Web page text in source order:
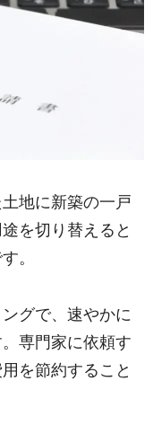
地に新築の一戸
を切り替えると
。
グで、速やかに
専門家に依頼す
を節約すること